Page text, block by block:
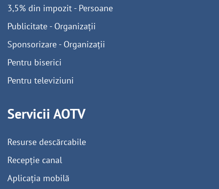
3,5% din impozit - Persoane
Publicitate - Organizații
Sponsorizare - Organizații
Pentru biserici
Pentru televiziuni
Servicii AOTV
Resurse descărcabile
Recepție canal
Aplicația mobilă